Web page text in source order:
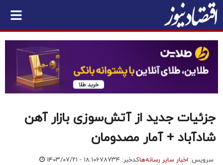
جزئیات جدید از آتش‌سوزی بازار آهن
شادآباد + آمار مصدومان
سرویس: اخبار سایر رسانه‌هاکدخبر: ۶۷۸۷۳۴ ۱۴۰۳/۰۷/۲۱ - ۱۸:۱۰